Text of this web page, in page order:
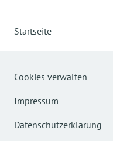
Startseite
Cookies verwalten
Impressum
Datenschutzerklärung